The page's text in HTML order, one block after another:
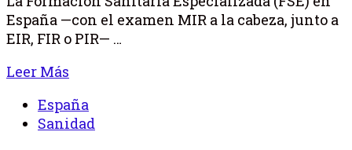
España —con el examen MIR a la cabeza, junto a
EIR, FIR o PIR— …
Leer Más
España
Sanidad